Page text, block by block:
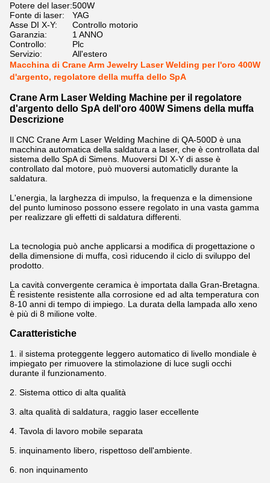
Potere del laser:500W
Fonte di laser:
YAG
Asse DI X-Y:
Controllo motorio
Garanzia:
1 ANNO
Controllo:
Plc
Servizio:
All'estero
Macchina di Crane Arm Jewelry Laser Welding per l'oro 400W
d'argento, regolatore della muffa dello SpA
Crane Arm Laser Welding Machine per il regolatore
d'argento dello SpA dell'oro 400W Simens della muffa
Descrizione
Il CNC Crane Arm Laser Welding Machine di QA-500D è una
macchina automatica della saldatura a laser, che è controllata dal
sistema dello SpA di Simens. Muoversi DI X-Y di asse è
controllato dal motore, può muoversi automaticlly durante la
saldatura.
L'energia, la larghezza di impulso, la frequenza e la dimensione
del punto luminoso possono essere regolato in una vasta gamma
per realizzare gli effetti di saldatura differenti.
La tecnologia può anche applicarsi a modifica di progettazione o
della dimensione di muffa, così riducendo il ciclo di sviluppo del
prodotto.
La cavità convergente ceramica è importata dalla Gran-Bretagna.
È resistente resistente alla corrosione ed ad alta temperatura con
8-10 anni di tempo di impiego. La durata della lampada allo xeno
è più di 8 milione volte.
Caratteristiche
1. il sistema proteggente leggero automatico di livello mondiale è
impiegato per rimuovere la stimolazione di luce sugli occhi
durante il funzionamento.
2. Sistema ottico di alta qualità
3. alta qualità di saldatura, raggio laser eccellente
4. Tavola di lavoro mobile separata
5. inquinamento libero, rispettoso dell'ambiente.
6. non inquinamento